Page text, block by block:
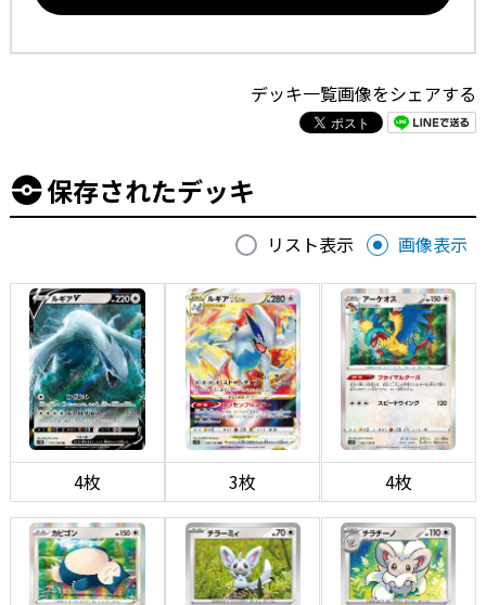
デッキ一覧画像をシェアする
保存されたデッキ
リスト表示 画像表示
4枚 3枚 4枚